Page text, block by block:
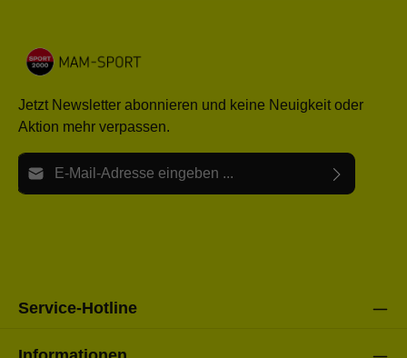
Jetzt Newsletter abonnieren und keine Neuigkeit oder
Aktion mehr verpassen.
E-Mail-Adresse*
Service-Hotline